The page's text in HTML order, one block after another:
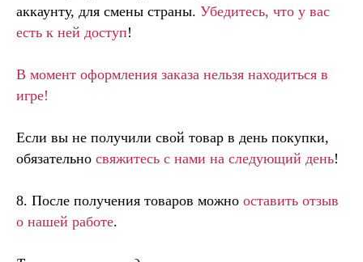
аккаунту, для смены страны. Убедитесь, что у вас
есть к ней доступ!
В момент оформления заказа нельзя находиться в
игре!
Если вы не получили свой товар в день покупки,
обязательно свяжитесь с нами на следующий день!
8. После получения товаров можно оставить отзыв
о нашей работе.